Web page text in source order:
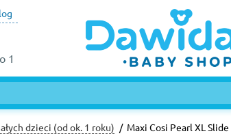
1
dzieci (od ok. 1 roku) Maxi Cosi Pearl XL